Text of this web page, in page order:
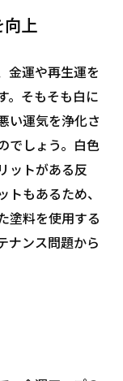
向上
金運や再生運を
。そもそも白に
い運気を浄化さ
でしょう。白色
ットがある反
もあるため、
塗料を使用する
ナンス問題から